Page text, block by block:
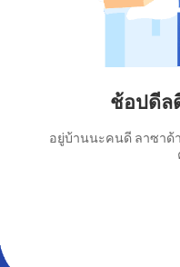
ช้อปดีล
อยู่บ้านนะคนดี ลาซาด้